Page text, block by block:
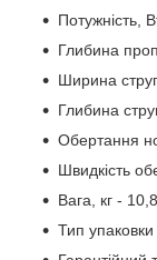
Потужність,
Глибина
Ширина
Глибина
Обертання
Швидкість
Вага, кг -
Тип